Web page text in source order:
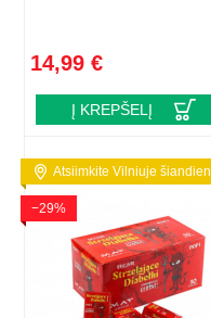
14,99 €
Į KREPŠELĮ
Atsiimkite Vilniuje šiandien
−29%